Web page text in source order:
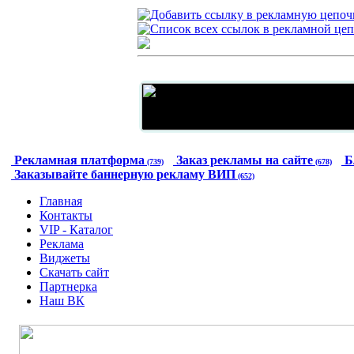
Рекламная платформа (739) Заказ рекламы на сайте (678)
Заказывайте баннерную рекламу ВИП (652)
Главная
Контакты
VIP - Каталог
Реклама
Виджеты
Скачать сайт
Партнерка
Наш ВК